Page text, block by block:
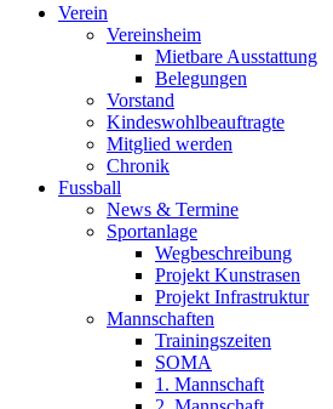
Verein
Vereinsheim
Mietbare Ausstattung
Belegungen
Vorstand
Kindeswohlbeauftragte
Mitglied werden
Chronik
Fussball
News & Termine
Sportanlage
Wegbeschreibung
Projekt Kunstrasen
Projekt Infrastruktur
Mannschaften
Trainingszeiten
SOMA
1. Mannschaft